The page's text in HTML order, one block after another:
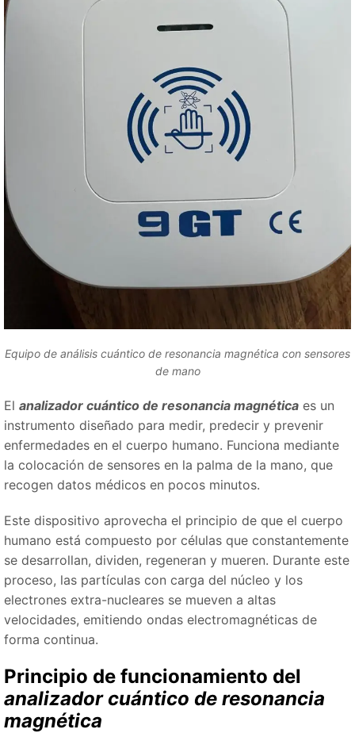
Equipo de análisis cuántico de resonancia magnética con sensores
de mano
El analizador cuántico de resonancia magnética es un
instrumento diseñado para medir, predecir y prevenir
enfermedades en el cuerpo humano. Funciona mediante
la colocación de sensores en la palma de la mano, que
recogen datos médicos en pocos minutos.
Este dispositivo aprovecha el principio de que el cuerpo
humano está compuesto por células que constantemente
se desarrollan, dividen, regeneran y mueren. Durante este
proceso, las partículas con carga del núcleo y los
electrones extra-nucleares se mueven a altas
velocidades, emitiendo ondas electromagnéticas de
forma continua.
Principio de funcionamiento del
analizador cuántico de resonancia
magnética